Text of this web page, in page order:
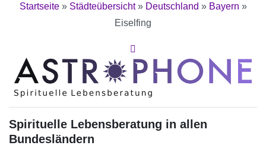
Startseite» Städteübersicht» Deutschland » Bayern »
Eiselfing
Spirituelle Lebensberatung in allen
Bundesländern